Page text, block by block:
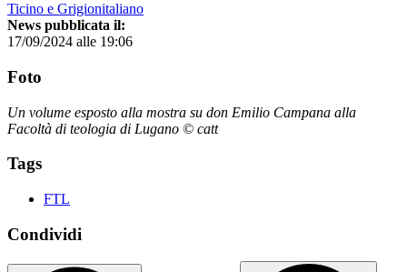
Ticino e Grigionitaliano
News pubblicata il:
17/09/2024 alle 19:06
Foto
Un volume esposto alla mostra su don Emilio Campana alla
Facoltà di teologia di Lugano © catt
Tags
FTL
Condividi